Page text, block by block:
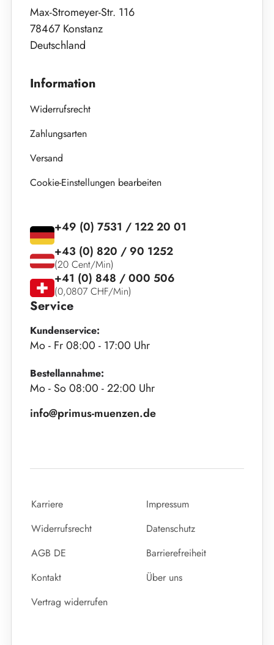
Max-Stromeyer-Str. 116
78467 Konstanz
Deutschland
Information
Widerrufsrecht
Zahlungsarten
Versand
Cookie-Einstellungen bearbeiten
Service
Kundenservice:
Mo - Fr 08:00 - 17:00 Uhr
Bestellannahme:
Mo - So 08:00 - 22:00 Uhr
info@primus-muenzen.de
+49 (0) 7531 / 122 20 01
+43 (0) 820 / 90 1252
(20 Cent/Min)
+41 (0) 848 / 000 506
(0,0807 CHF/Min)
Karriere
Impressum
Widerrufsrecht
Datenschutz
AGB DE
Barrierefreiheit
Kontakt
Über uns
Vertrag widerrufen